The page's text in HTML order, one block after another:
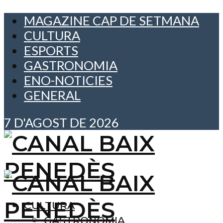
MAGAZINE CAP DE SETMANA
CULTURA
ESPORTS
GASTRONOMIA
ENO-NOTICIES
GENERAL
7 D'AGOST DE 2026
CULTURA
GASTRONOMIA